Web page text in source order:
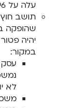
עלה על 17,496 ₪.
תושב
שהופקה
יהיה
במקור:
לא